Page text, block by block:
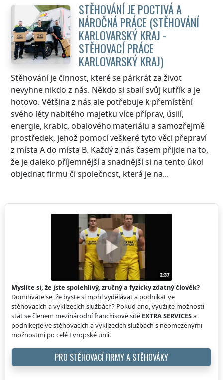
STĚHOVÁNÍ JE POCTIVÁ A
NÁROČNÁ PRÁCE (STĚHOVÁNÍ
KARLOVARSKÝ KRAJ -
STĚHOVACÍ PRÁCE
KARLOVARSKÝ KRAJ)
Stěhování je činnost, které se párkrát za život
nevyhne nikdo z nás. Někdo si sbalí svůj kufřík a je
hotovo. Většina z nás ale potřebuje k přemístění
svého léty nabitého majetku více příprav, úsilí,
energie, krabic, obalového materiálu a samozřejmě
prostředek, jehož pomocí veškeré tyto věci přepraví
z místa A do místa B. Každý z nás časem přijde na to,
že je daleko příjemnější a snadnější si na tento úkol
objednat firmu či společnost, která je na...
Myslíte si, že jste spolehlivý, zručný a fyzicky zdatný člověk?
Domníváte se, že byste si mohl vydělávat a podnikat ve
stěhovacích a vyklízecích službách? Pokud ano, využijte možnosti
stát se členem mezinárodní franchisové sítě EXTRA SERVICESa
podnikejte ve stěhovacích a vyklízecích službách s neomezenými
možnostmi po celé Evropské unii.
PRO STĚHOVACÍ FIRMY A STĚHOVÁKY